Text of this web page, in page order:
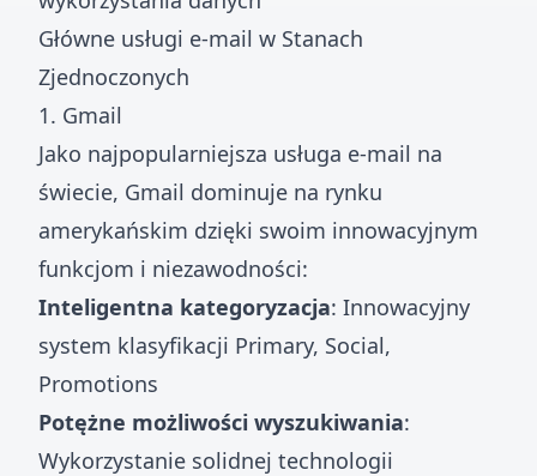
Główne usługi e-mail w Stanach
Zjednoczonych
1. Gmail
Jako najpopularniejsza usługa e-mail na
świecie, Gmail dominuje na rynku
amerykańskim dzięki swoim innowacyjnym
funkcjom i niezawodności:
Inteligentna kategoryzacja: Innowacyjny
system klasyfikacji Primary, Social,
Promotions
Potężne możliwości wyszukiwania:
Wykorzystanie solidnej technologii